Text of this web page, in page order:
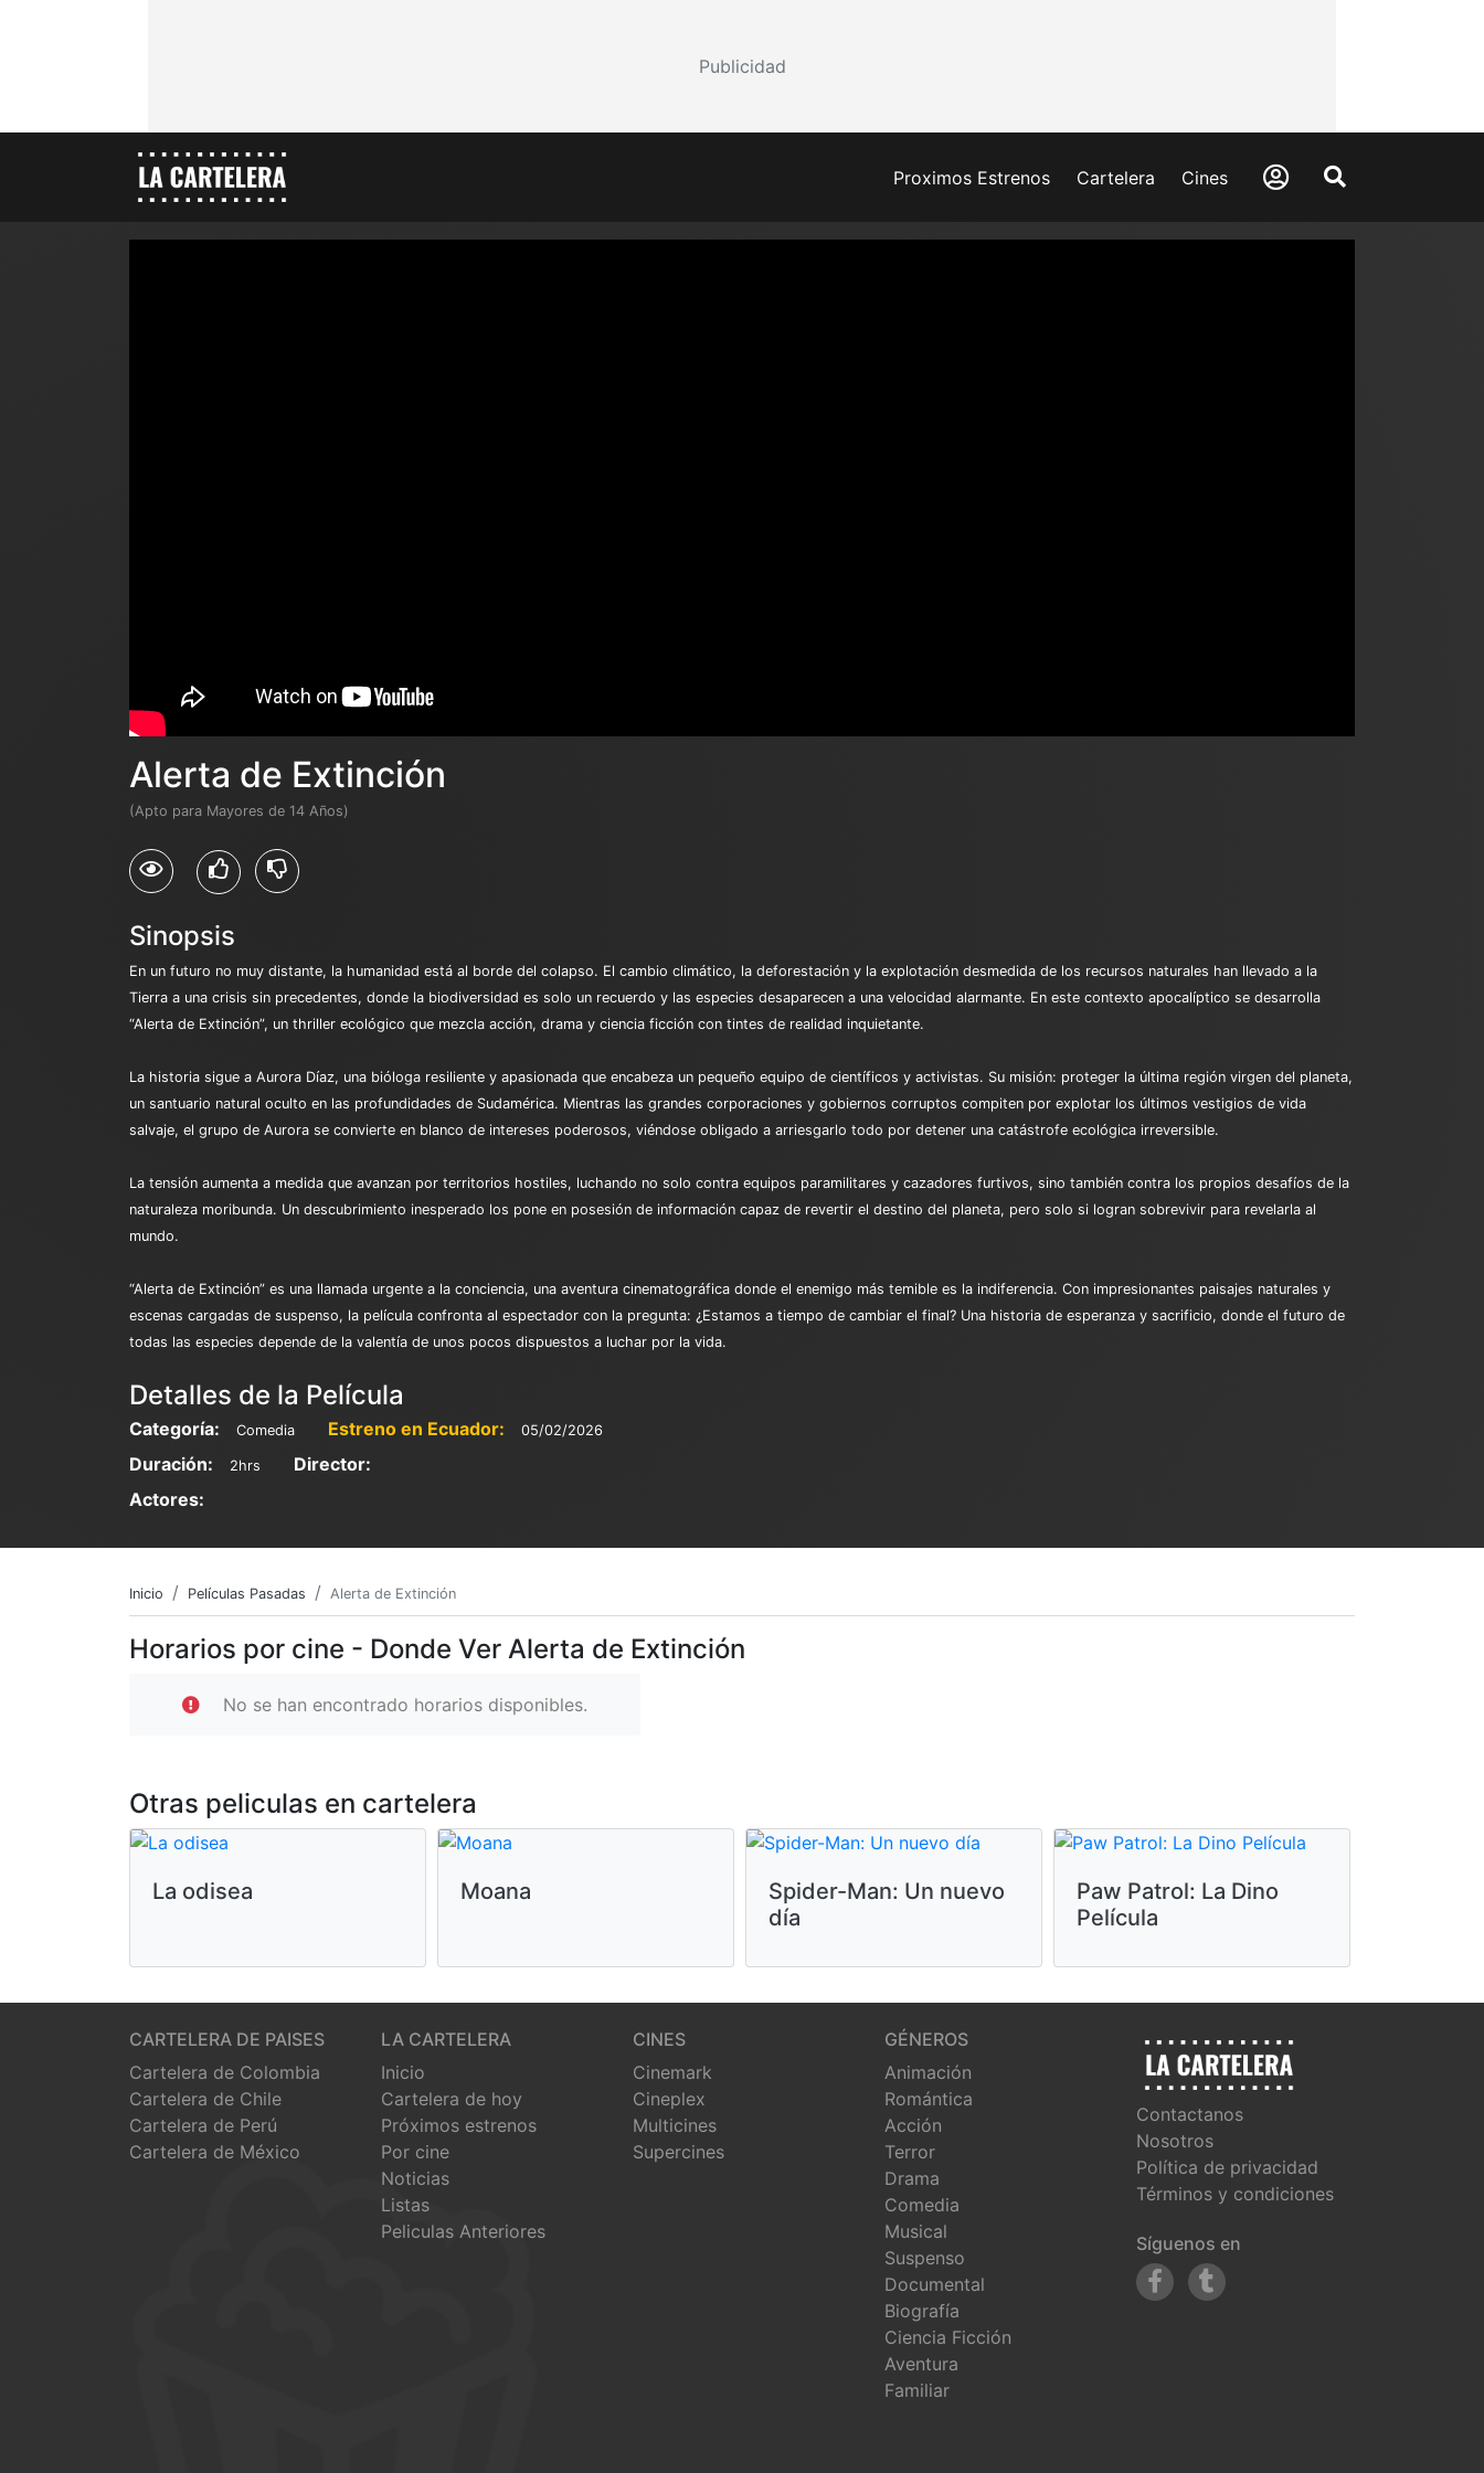
Publicidad
Proximos Estrenos Cartelera Cines
Alerta de Extinción
(Apto para Mayores de 14 Años)
Sinopsis
En un futuro no muy distante, la humanidad está al borde del colapso. El cambio climático, la deforestación y la explotación desmedida de los recursos naturales han llevado a la
Tierra a una crisis sin precedentes, donde la biodiversidad es solo un recuerdo y las especies desaparecen a una velocidad alarmante. En este contexto apocalíptico se desarrolla
“Alerta de Extinción”, un thriller ecológico que mezcla acción, drama y ciencia ficción con tintes de realidad inquietante.
La historia sigue a Aurora Díaz, una bióloga resiliente y apasionada que encabeza un pequeño equipo de científicos y activistas. Su misión: proteger la última región virgen del planeta,
un santuario natural oculto en las profundidades de Sudamérica. Mientras las grandes corporaciones y gobiernos corruptos compiten por explotar los últimos vestigios de vida
salvaje, el grupo de Aurora se convierte en blanco de intereses poderosos, viéndose obligado a arriesgarlo todo por detener una catástrofe ecológica irreversible.
La tensión aumenta a medida que avanzan por territorios hostiles, luchando no solo contra equipos paramilitares y cazadores furtivos, sino también contra los propios desafíos de la
naturaleza moribunda. Un descubrimiento inesperado los pone en posesión de información capaz de revertir el destino del planeta, pero solo si logran sobrevivir para revelarla al
mundo.
“Alerta de Extinción” es una llamada urgente a la conciencia, una aventura cinematográfica donde el enemigo más temible es la indiferencia. Con impresionantes paisajes naturales y
escenas cargadas de suspenso, la película confronta al espectador con la pregunta: ¿Estamos a tiempo de cambiar el final? Una historia de esperanza y sacrificio, donde el futuro de
todas las especies depende de la valentía de unos pocos dispuestos a luchar por la vida.
Detalles de la Película
Categoría: Comedia Estreno en Ecuador: 05/02/2026
Duración: 2hrs
Director:
Actores:
Inicio Películas Pasadas Alerta de Extinción
Horarios por cine - Donde Ver Alerta de Extinción
No se han encontrado horarios disponibles.
Otras peliculas en cartelera
La odisea Moana
Spider-Man: Un nuevo
día
Paw Patrol: La Dino
Película
CARTELERA DE PAISES
Cartelera de Colombia
Cartelera de Chile
Cartelera de Perú
Cartelera de México
LA CARTELERA
Inicio
Cartelera de hoy
Próximos estrenos
Por cine
Noticias
Listas
Peliculas Anteriores
CINES
Cinemark
Cineplex
Multicines
Supercines
GÉNEROS
Animación
Romántica
Acción
Terror
Drama
Comedia
Musical
Suspenso
Documental
Biografía
Ciencia Ficción
Aventura
Familiar
Contactanos
Nosotros
Política de privacidad
Términos y condiciones
Síguenos en